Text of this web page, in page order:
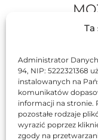
Administrator
94, NIP: 5222321368
instalowanych na
komunikatów
informacji na stronie.
pozostałe rodzaje
wyrazić poprzez
zgody na